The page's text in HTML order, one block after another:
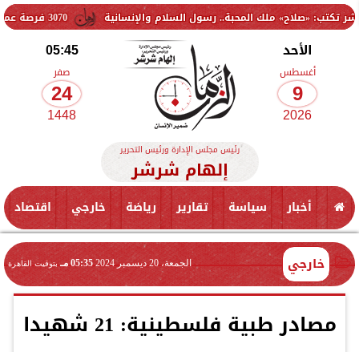
3070 فرصة عمل جديدة بالقطاع الخاص.. وظائف برواتب تصل إلى 9500 جنيه ملك المحبة.. رسول السلام والإنسانية
الأحد
أغسطس
9
2026
05:45
صفر
24
1448
رئيس مجلس الإدارة ورئيس التحرير
إلهام شرشر
أخبار سياسة تقارير رياضة خارجي اقتصاد
خارجي الجمعة، 20 ديسمبر 2024 05:35 مـ بتوقيت القاهرة
مصادر طبية فلسطينية: 21 شهيدا